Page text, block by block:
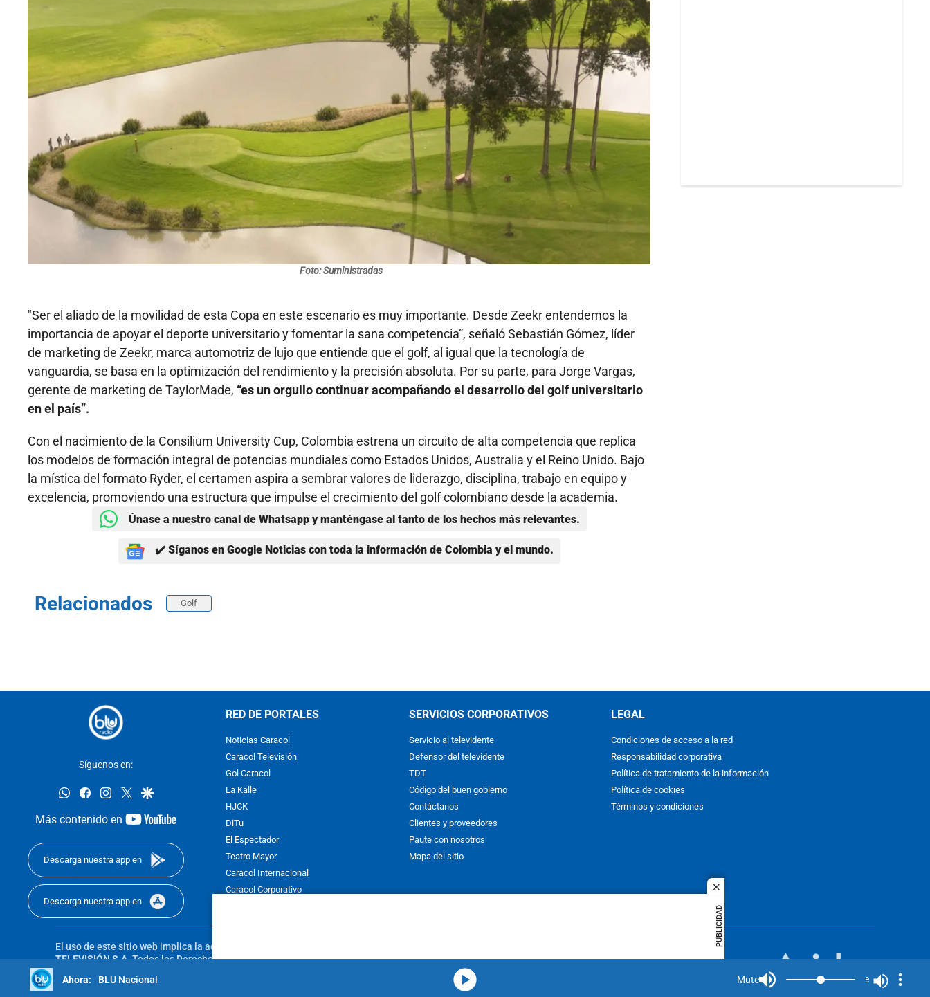
close
PUBLICIDAD
Foto: Suministradas
"Ser el aliado de la movilidad de esta Copa en este escenario es muy importante. Desde Zeekr entendemos la
importancia de apoyar el deporte universitario y fomentar la sana competencia”, señaló Sebastián Gómez, líder
de marketing de Zeekr, marca automotriz de lujo que entiende que el golf, al igual que la tecnología de
vanguardia, se basa en la optimización del rendimiento y la precisión absoluta. Por su parte, para Jorge Vargas,
gerente de marketing de TaylorMade, “es un orgullo continuar acompañando el desarrollo del golf universitario
en el país”.
Con el nacimiento de la Consilium University Cup, Colombia estrena un circuito de alta competencia que replica
los modelos de formación integral de potencias mundiales como Estados Unidos, Australia y el Reino Unido. Bajo
la mística del formato Ryder, el certamen aspira a sembrar valores de liderazgo, disciplina, trabajo en equipo y
excelencia, promoviendo una estructura que impulse el crecimiento del golf colombiano desde la academia.
Únase a nuestro canal de Whatsapp y manténgase al tanto de los hechos más relevantes.
✔️ Síganos en Google Noticias con toda la información de Colombia y el mundo.
Relacionados Golf
Síguenos en:
whatsappfacebookinstagram
twittergoogle
Más contenido en
youtube-
Descarga nuestra app en
Descarga nuestra app en
RED DE PORTALES
Noticias Caracol
Caracol Televisión
Gol Caracol
La Kalle
HJCK
DiTu
El Espectador
Teatro Mayor
Caracol Internacional
Caracol Corporativo
SERVICIOS CORPORATIVOS
Servicio al televidente
Defensor del televidente
TDT
Código del buen gobierno
Contáctanos
Clientes y proveedores
Paute con nosotros
Mapa del sitio
LEGAL
Condiciones de acceso a la red
Responsabilidad corporativa
Política de tratamiento de la información
Política de cookies
Términos y condiciones
El uso de este sitio web implica la aceptación de los
TELEVISIÓN S.A.Todos los Derechos Reservados D.R.A. Prohibida su reproducción total o parcial, así como su traducción a cualquier idioma
sin autorización escrita de su titular. Reproduction in whole or in part, or translation without written permission is prohibited. All rights
reserved 2025.BLU Nacional
Mute Mute